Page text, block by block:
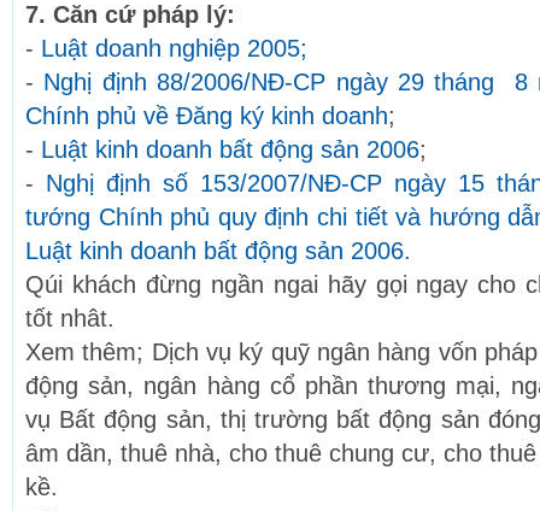
7. Căn cứ pháp lý:
- Luật doanh nghiệp 2005;
- Nghị định 88/2006/NĐ-CP ngày 29 tháng
Chính phủ về Đăng ký kinh doanh;
- Luật kinh doanh bất động sản 2006;
- Nghị định số 153/2007/NĐ-CP ngày 15
tướng Chính phủ quy định chi tiết và hướng
Luật kinh doanh bất động sản 2006.
Qúi khách đừng ngần ngai hãy gọi ngay cho
tốt nhât.
Xem thêm; Dịch vụ ký quỹ ngân hàng vốn
động sản, ngân hàng cổ phần thương mại,
vụ Bất động sản, thị trường bất động sản
âm dần, thuê nhà, cho thuê chung cư, cho
kề.